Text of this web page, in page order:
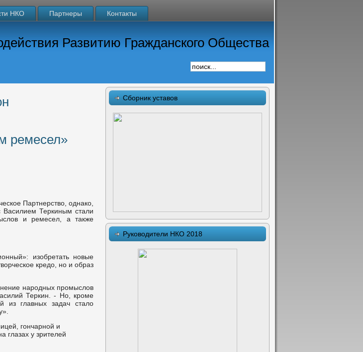
НКО Партнеры Контакты
Развитию Гражданского Общества
ремесел»
Партнерство, однако,
Василием Теркиным стали
и ремесел, а также
изобретать новые
кредо, но и образ
народных промыслов
Теркин. - Но, кроме
из главных задач стало
гончарной и
глазах у зрителей
Сборник уставов
Руководители НКО 2018